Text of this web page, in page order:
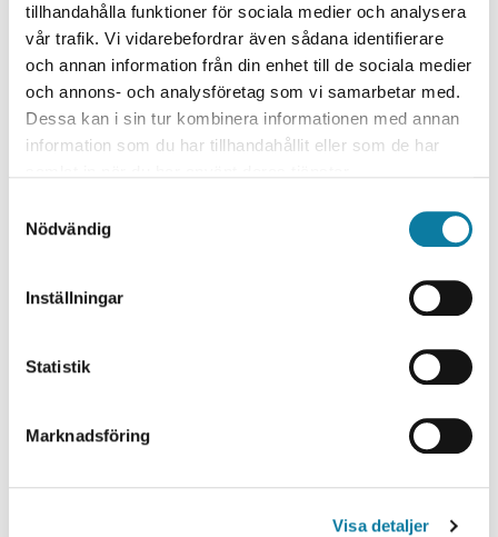
tillhandahålla funktioner för sociala medier och analysera
vår trafik. Vi vidarebefordrar även sådana identifierare
och annan information från din enhet till de sociala medier
och annons- och analysföretag som vi samarbetar med.
Dessa kan i sin tur kombinera informationen med annan
information som du har tillhandahållit eller som de har
Nödvändig
Inställningar
Statistik
Marknadsföring
Visa detaljer
Sandvik Additive Manufacturing om
med att industrialisera additiv tillverkning. Förutom
slutanvändarnas behov, säger Peter Harlin på